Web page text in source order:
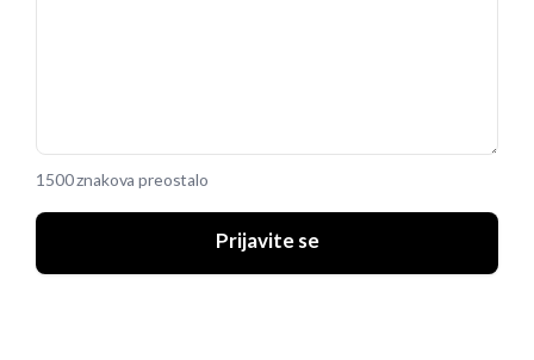
1500 znakova preostalo
Prijavite se